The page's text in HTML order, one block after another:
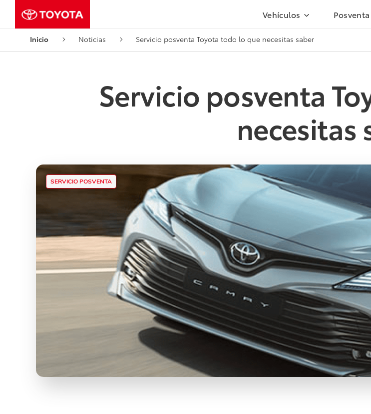
Vehículos Posventa
Inicio Noticias Servicio posventa Toyota todo lo que necesitas saber
Servicio posventa
necesitas
SERVICIO POSVENTA